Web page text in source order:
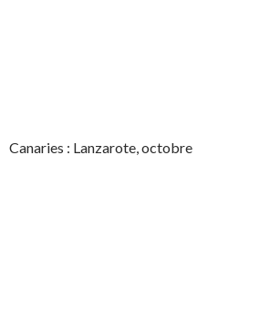
Canaries : Lanzarote, octobre